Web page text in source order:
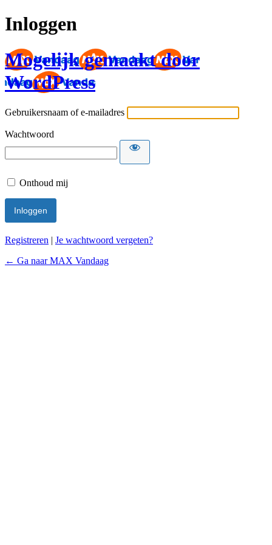
Inloggen
Mogelijk gemaakt door
WordPress
Gebruikersnaam of e-mailadres
Wachtwoord
Onthoud mij
Registreren | Je wachtwoord vergeten?
← Ga naar MAX Vandaag